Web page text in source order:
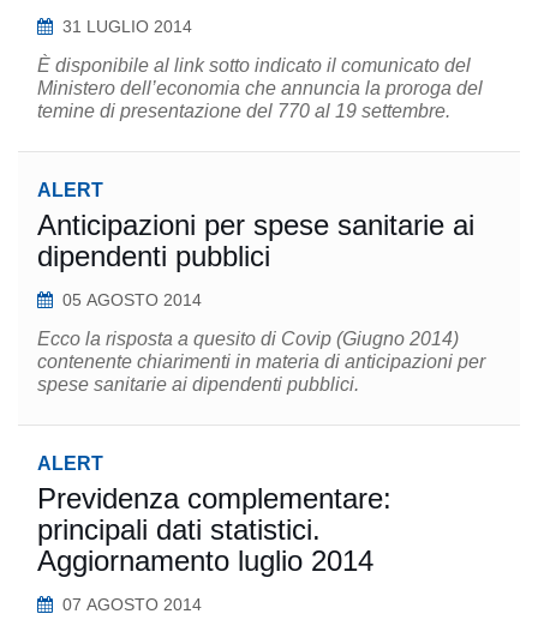
31 LUGLIO 2014
È disponibile al link sotto indicato il comunicato del
Ministero dell’economia che annuncia la proroga del
temine di presentazione del 770 al 19 settembre.
ALERT
Anticipazioni per spese sanitarie ai
dipendenti pubblici
05 AGOSTO 2014
Ecco la risposta a quesito di Covip (Giugno 2014)
contenente chiarimenti in materia di anticipazioni per
spese sanitarie ai dipendenti pubblici.
ALERT
Previdenza complementare:
principali dati statistici.
Aggiornamento luglio 2014
07 AGOSTO 2014